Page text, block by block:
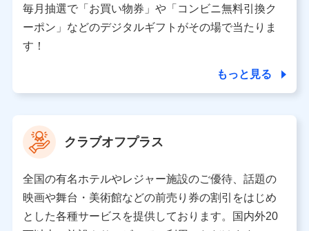
ドコモおよび提携会社のサービスを案内、提供するため
（各サービスで取得したサービス利用履歴、ウェブサイ
トの閲覧履歴、購買履歴、ご契約内容等のパーソナルデ
ータを分析して、お客さまの趣味・嗜好・傾向に応じた
上記に係る案内・手続き・管理等付帯業務を行うため
【当該個人データの管理について責任を有する者の名称・住
所・代表者名】
当該個人データを取り扱う各共同利用者（詳細は次のとお
り）
東京都千代田区永田町2丁目11番1号 山王パークタワー
毎月抽選で「お買い物券」や「コンビニ無料引換ク
ーポン」などのデジタルギフトがその場で当たりま
す！
もっと見る
クラブオフプラス
全国の有名ホテルやレジャー施設のご優待、話題の
映画や舞台・美術館などの前売り券の割引をはじめ
とした各種サービスを提供しております。国内外20